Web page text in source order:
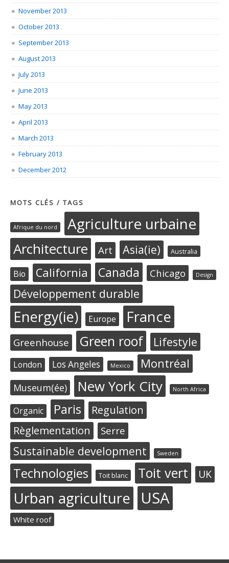
November 2013
October 2013
September 2013
August 2013
July 2013
June 2013
May 2013
April 2013
March 2013
February 2013
December 2012
MOTS CLÉS / TAGS
Afrique du nord Agriculture urbaine
Architecture Art Asia(ie) Australia
Bio California Canada Chicago Design
Développement durable
Energy(ie) Europe France
Greenhouse Green roof Lifestyle
London Los Angeles Mexico Montréal
Museum(ée) New York City North Africa
Organic Paris
Regulation
Règlementation
Serre
Sustainable development Sweden
Technologies Toit blanc Toit vert UK
Urban agriculture USA
White roof